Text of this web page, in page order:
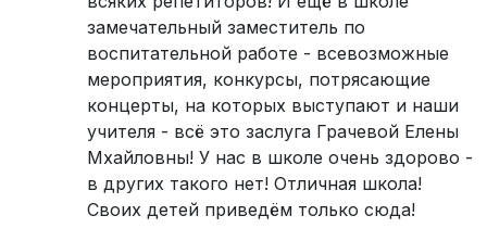
замечательный заместитель по
воспитательной работе - всевозможные
мероприятия, конкурсы, потрясающие
концерты, на которых выступают и наши
учителя - всё это заслуга Грачевой Елены
Мхайловны! У нас в школе очень здорово -
в других такого нет! Отличная школа!
Своих детей приведём только сюда!